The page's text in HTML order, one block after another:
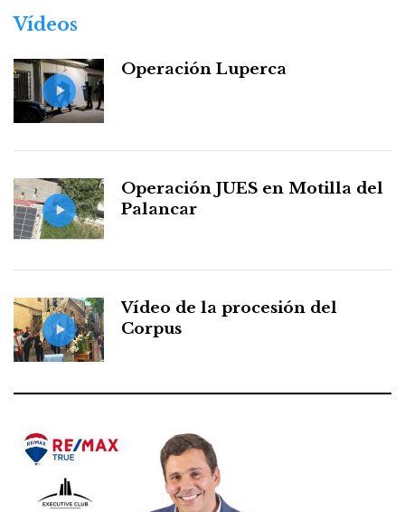
Vídeos
Operación Luperca
Operación JUES en Motilla del
Palancar
Vídeo de la procesión del
Corpus